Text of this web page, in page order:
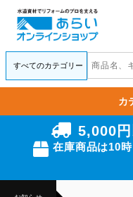
5,000
在庫商品は10
カ